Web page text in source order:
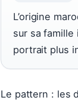
L’origine
sur sa famille
portrait plus
Le pattern : les